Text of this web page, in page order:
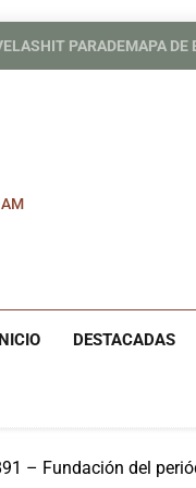
HIT PARADEMAPA DE
DESTACADAS
– Fundación del